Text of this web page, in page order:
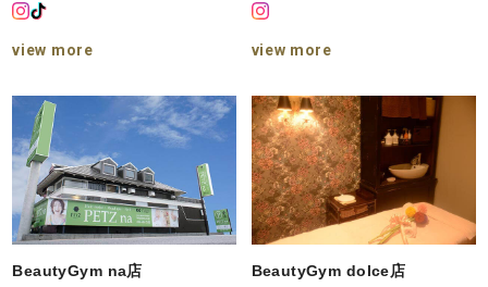
view more view more
BeautyGym na店 BeautyGym dolce店